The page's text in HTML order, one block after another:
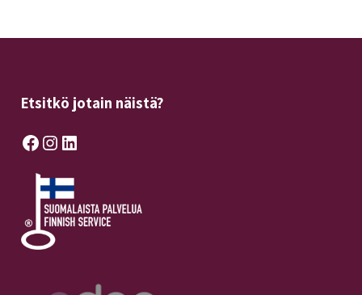
Etsitkö jotain näistä?
Facebook Instagram LinkedIn